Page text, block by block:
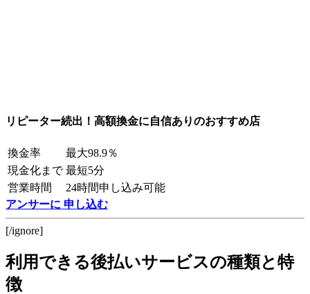
リピーター続出！高額換金に自信ありのおすすめ店
換金率
最大98.9％
現金化まで 最短5分
営業時間
24時間申し込み可能
アンサーに 申し込む
[/ignore]
利用できる後払いサービスの種類と特
徴